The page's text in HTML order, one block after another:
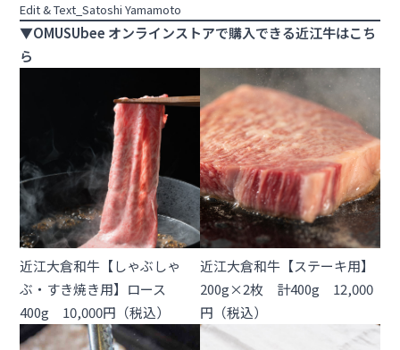
Edit & Text_Satoshi Yamamoto
▼OMUSUbee オンラインストアで購入できる近江牛はこち
ら
近江大倉和牛【しゃぶしゃ
ぶ・すき焼き用】ロース
400g 10,000円（税込）
近江大倉和牛【ステーキ用】
200g×2枚 計400g 12,000
円（税込）